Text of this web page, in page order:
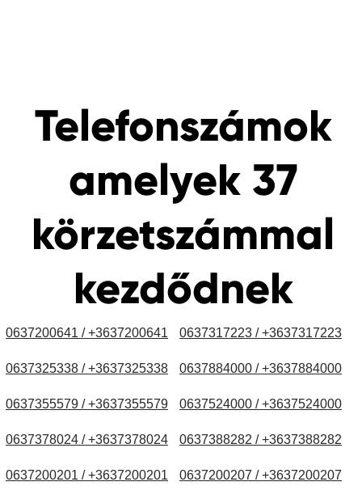
Telefonszámok
amelyek 37
körzetszámmal
kezdődnek
0637200641 / +3637200641 0637317223 / +3637317223
0637325338 / +3637325338 0637884000 / +3637884000
0637355579 / +3637355579 0637524000 / +3637524000
0637378024 / +3637378024 0637388282 / +3637388282
0637200201 / +3637200201 0637200207 / +3637200207